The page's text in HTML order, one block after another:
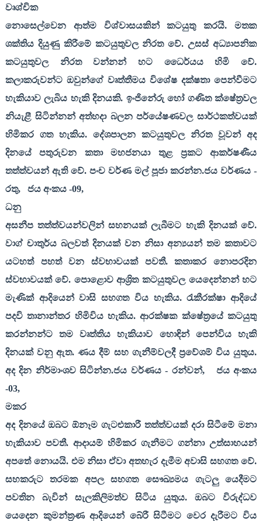
වෘශ්චික
නොසෙල්වෙන ආත්ම විශ්වාසයකින් කටයුතු කරයි. මතක
ශක්තිය දියුණු කිරීමේ කටයුතුවල නිරත වේ. උසස් අධ්‍යාපනික
කටයුතුවල නිරත වන්නන් හට ධෛර්යය හිමි වේ.
කලාකරුවන්ට ඔවුන්ගේ වෘත්තීමය විශේෂ දක්ෂතා පෙන්වීමට
හැකියාව ලැබිය හැකි දිනයකි. ඉංජිනේරු හෝ ගණිත ක්ෂේත්‍රවල
නියැළී සිටින්නන් අත්හදා බලන පර්යේෂණවල සාර්ථකත්වයක්
හිමිකර ගත හැකිය. දේශපාලන කටයුතුවල නිරත වූවන් අද
දිනයේ පතුරුවන කතා මහජනයා තුළ ප්‍රකට ආකර්ෂණීය
තත්ත්වයන් ඇති වේ. පංච වර්ණ මල් පූජා කරන්න.ජය වර්ණය -
රතු, ජය අංකය -09,
ධනු
අසනීප තත්ත්වයන්වලින් සහනයක් ලැබීමට හැකි දිනයක් වේ.
වාග් චාතුර්ය බලවත් දිනයක් වන නිසා අන්‍යයන් තම කතාවට
යටහත් පහත් වන ස්වභාවයක් පවතී. කතාකර නොපරදින
ස්වභාවයක් වේ. පොළොව ආශ්‍රිත කටයුතුවල යෙදෙන්නන් හට
මැණික් ආදියෙන් වාසි සහගත විය හැකිය. රැකීරක්ෂා ආදියේ
පදවි තානාන්තර හිමිවිය හැකිය. ආරක්ෂක ක්ෂේත්‍රයේ කටයුතු
කරන්නන්ට තම වෘත්තිය හැකියාව හොඳින් පෙන්විය හැකි
දිනයක් වනු ඇත. ණය දීම් සහ ගැනීම්වලදී ප්‍රවේශම් විය යුතුය.
අද දින නිර්මාංශව සිටින්න.ජය වර්ණය - රන්වන්,
ජය අංකය
-03,
මකර
අද දිනයේ ඔබට ඕනෑම ගැටළුකාරී තත්ත්වයක් දරා සිටීමේ මනා
හැකියාව පවතී. ආදායම් හිමිකර ගැනීමට ගන්නා උත්සාහයන්
අපතේ නොයයි. එම නිසා ඒවා අතහැර දැමීම අවාසි සහගත වේ.
සහකරුට තරමක අපල සහගත සෞඛ්‍යමය ගැටලු යෙදීමට
පවතින බැවින් සැලකිලිමත්ව සිටිය යුතුය. ඔබට විරුද්ධව
යෙදෙන කුමන්ත්‍රණ ආදියෙන් බේරී සිටීමට වෙර දැරීමට විය